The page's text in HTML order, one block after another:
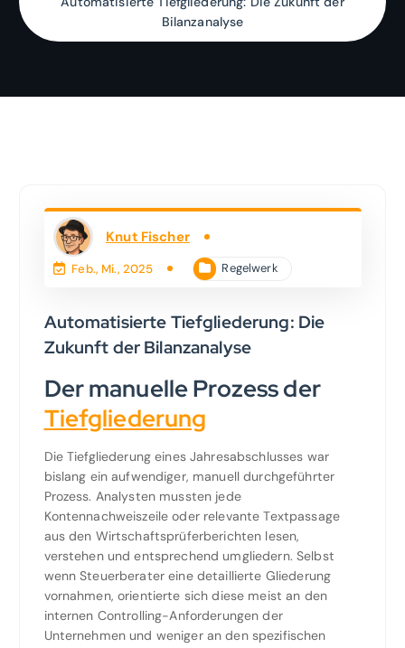
Bilanzanalyse
Knut Fischer
Feb., Mi., 2025 Regelwerk
Automatisierte Tiefgliederung: Die
Zukunft der Bilanzanalyse
Der manuelle Prozess der
Tiefgliederung
Die Tiefgliederung eines Jahresabschlusses war
bislang ein aufwendiger, manuell durchgeführter
Prozess. Analysten mussten jede
Kontennachweiszeile oder relevante Textpassage
aus den Wirtschaftsprüferberichten lesen,
verstehen und entsprechend umgliedern. Selbst
wenn Steuerberater eine detaillierte Gliederung
vornahmen, orientierte sich diese meist an den
internen Controlling-Anforderungen der
Unternehmen und weniger an den spezifischen